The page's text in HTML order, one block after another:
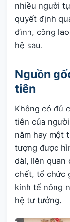
nhiều người
quyết định
đình, công
hệ sau.
Nguồn
tiên
Không có đủ
tiên của
năm hay một
tượng được
dài, liên quan
chết, tổ chức
kinh tế nông
hệ tư tưởng.